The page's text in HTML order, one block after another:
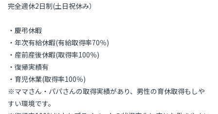
完全週休2日制(土日祝休み）
・慶弔休暇
・年次有給休暇(有給取得率70％)
・産前産後休暇(取得率100％)
・復帰実績有
・育児休業(取得率100％)
※ママさん・パパさんの取得実績があり、男性の育休取得もしや
すい環境です。